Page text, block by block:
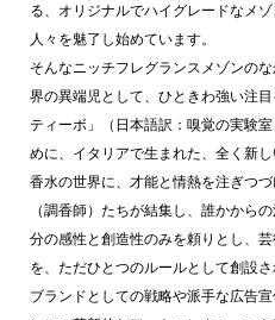
る、オリジナルでハイグレードなメ
人々を魅了し始めています。
そんなニッチフレグランスメゾンの
界の異端児として、ひときわ強い注
ティーボ」（日本語訳：嗅覚の実験
めに、イタリアで生まれた、全く新
香水の世界に、才能と情熱を注ぎつ
（調香師）たちが結集し、誰かから
分の感性と創造性のみを頼りとし、
を、ただひとつのルールとして創設さ
ブランドとしての戦略や派手な広告